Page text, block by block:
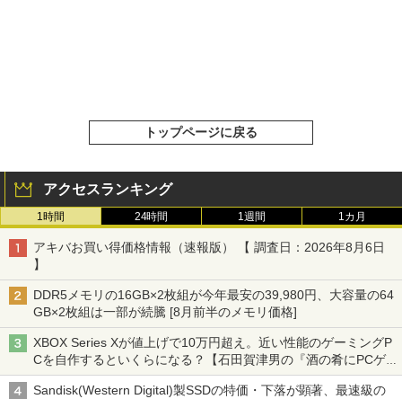
トップページに戻る
アクセスランキング
1時間 24時間 1週間 1カ月
アキバお買い得価格情報（速報版） 【 調査日：2026年8月6日
】
DDR5メモリの16GB×2枚組が今年最安の39,980円、大容量の64
GB×2枚組は一部が続騰 [8月前半のメモリ価格]
XBOX Series Xが値上げで10万円超え。近い性能のゲーミングP
Cを自作するといくらになる？【石田賀津男の『酒の肴にPCゲ
ーム』】
Sandisk(Western Digital)製SSDの特価・下落が顕著、最速級の